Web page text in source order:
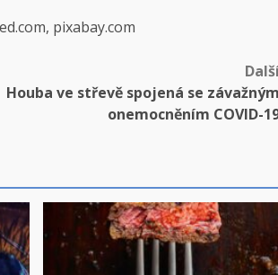
pixabay.com
Houba ve střevě spojená se závažným
onemocněním COVID-